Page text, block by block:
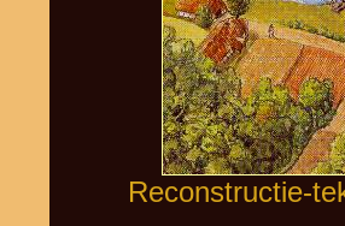
Reconstructie-